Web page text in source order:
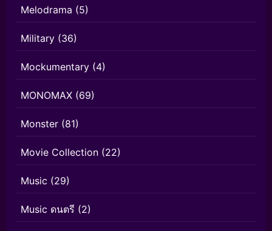
Melodrama (5)
Military (36)
Mockumentary (4)
MONOMAX (69)
Monster (81)
Movie Collection (22)
Music (29)
Music ดนตรี (2)